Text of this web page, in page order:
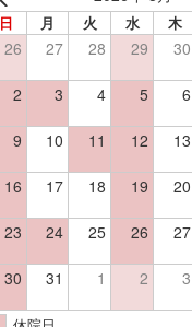
日 月 火 水 木
26 27 28 29 30
2 3 4 5 6
9 10 11 12 13
16 17 18 19 20
23 24 25 26 27
30 31 1 2 3